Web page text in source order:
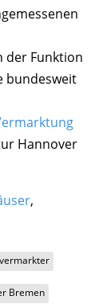
der Funktion
bundesweit
Hannover
,
Bremen